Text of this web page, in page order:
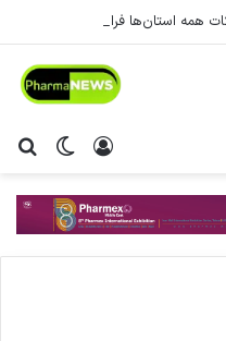
همه استان‌ها فراهم شد.
تغییر ورود